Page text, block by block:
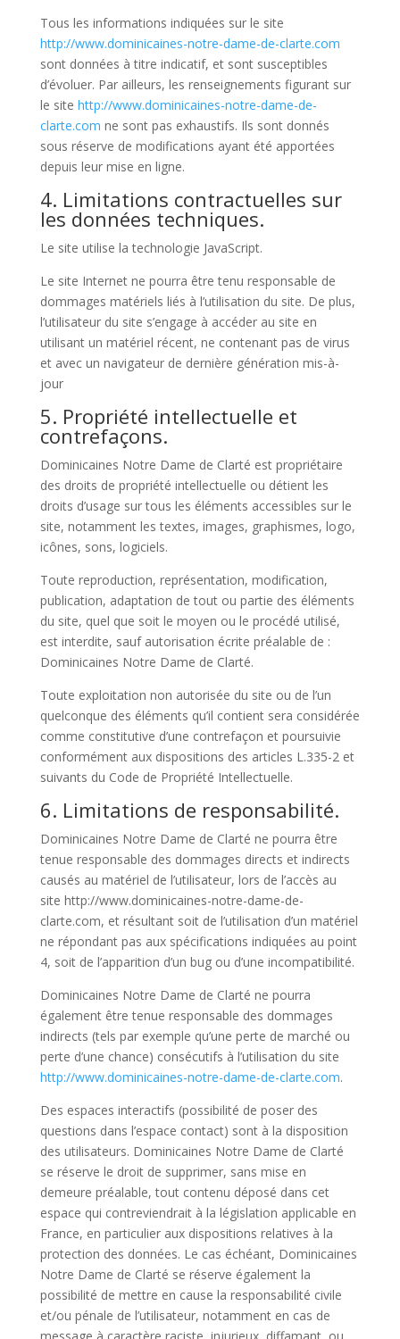
Tous les informations indiquées sur le site
http://www.dominicaines-notre-dame-de-clarte.com
sont données à titre indicatif, et sont susceptibles
d’évoluer. Par ailleurs, les renseignements figurant sur
le site http://www.dominicaines-notre-dame-de-
clarte.com ne sont pas exhaustifs. Ils sont donnés
sous réserve de modifications ayant été apportées
depuis leur mise en ligne.
4. Limitations contractuelles sur
les données techniques.
Le site utilise la technologie JavaScript.
Le site Internet ne pourra être tenu responsable de
dommages matériels liés à l’utilisation du site. De plus,
l’utilisateur du site s’engage à accéder au site en
utilisant un matériel récent, ne contenant pas de virus
et avec un navigateur de dernière génération mis-à-
jour
5. Propriété intellectuelle et
contrefaçons.
Dominicaines Notre Dame de Clarté est propriétaire
des droits de propriété intellectuelle ou détient les
droits d’usage sur tous les éléments accessibles sur le
site, notamment les textes, images, graphismes, logo,
icônes, sons, logiciels.
Toute reproduction, représentation, modification,
publication, adaptation de tout ou partie des éléments
du site, quel que soit le moyen ou le procédé utilisé,
est interdite, sauf autorisation écrite préalable de :
Dominicaines Notre Dame de Clarté.
Toute exploitation non autorisée du site ou de l’un
quelconque des éléments qu’il contient sera considérée
comme constitutive d’une contrefaçon et poursuivie
conformément aux dispositions des articles L.335-2 et
suivants du Code de Propriété Intellectuelle.
6. Limitations de responsabilité.
Dominicaines Notre Dame de Clarté ne pourra être
tenue responsable des dommages directs et indirects
causés au matériel de l’utilisateur, lors de l’accès au
site http://www.dominicaines-notre-dame-de-
clarte.com, et résultant soit de l’utilisation d’un matériel
ne répondant pas aux spécifications indiquées au point
4, soit de l’apparition d’un bug ou d’une incompatibilité.
Dominicaines Notre Dame de Clarté ne pourra
également être tenue responsable des dommages
indirects (tels par exemple qu’une perte de marché ou
perte d’une chance) consécutifs à l’utilisation du site
http://www.dominicaines-notre-dame-de-clarte.com.
Des espaces interactifs (possibilité de poser des
questions dans l’espace contact) sont à la disposition
des utilisateurs. Dominicaines Notre Dame de Clarté
se réserve le droit de supprimer, sans mise en
demeure préalable, tout contenu déposé dans cet
espace qui contreviendrait à la législation applicable en
France, en particulier aux dispositions relatives à la
protection des données. Le cas échéant, Dominicaines
Notre Dame de Clarté se réserve également la
possibilité de mettre en cause la responsabilité civile
et/ou pénale de l’utilisateur, notamment en cas de